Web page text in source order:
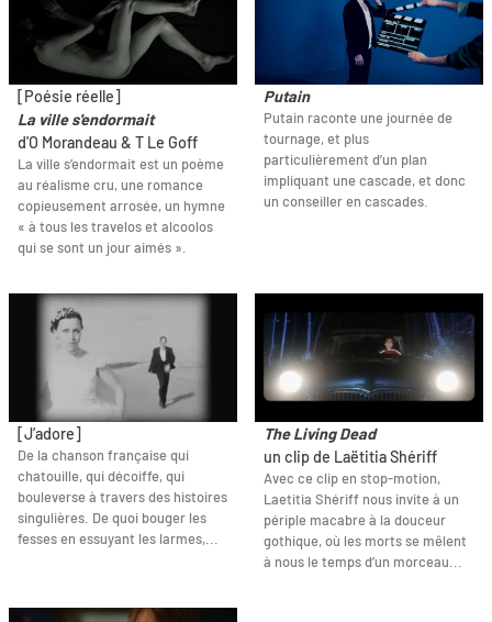
[Poésie réelle]
La ville s'endormait
d'O Morandeau & T Le Goff
La ville s’endormait est un poème
au réalisme cru, une romance
copieusement arrosée, un hymne
« à tous les travelos et alcoolos
qui se sont un jour aimés ».
Putain
Putain raconte une journée de
tournage, et plus
particulièrement d’un plan
impliquant une cascade, et donc
un conseiller en cascades.
[J’adore]
De la chanson française qui
chatouille, qui décoiffe, qui
bouleverse à travers des histoires
singulières. De quoi bouger les
fesses en essuyant les larmes,...
The Living Dead
un clip de Laëtitia Shériff
Avec ce clip en stop-motion,
Laetitia Shériff nous invite à un
périple macabre à la douceur
gothique, où les morts se mêlent
à nous le temps d’un morceau...